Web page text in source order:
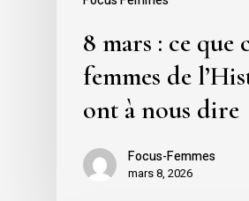
8 mars : ce que
femmes de
ont à nous dire
Focus-Femmes
mars 8, 2026